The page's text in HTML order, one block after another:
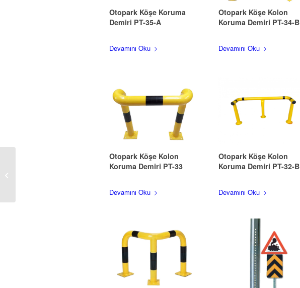
Otopark Köşe Koruma
Demiri PT-35-A
Devamını Oku
Otopark Köşe Kolon
Koruma Demiri PT-34-B
Devamını Oku
Otopark Köşe Kolon
Koruma Demiri PT-33
Devamını Oku
Otopark Köşe Kolon
Koruma Demiri PT-32-B
Devamını Oku